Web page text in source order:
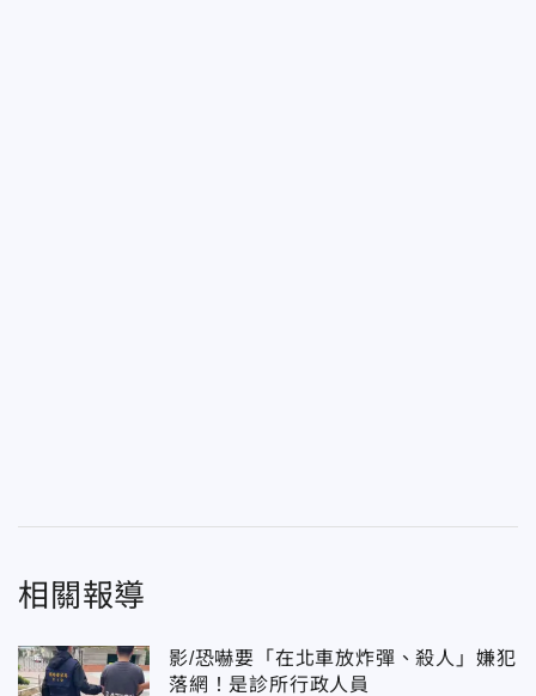
相關報導
影/恐嚇要「在北車放炸彈、殺人」嫌犯
落網！是診所行政人員